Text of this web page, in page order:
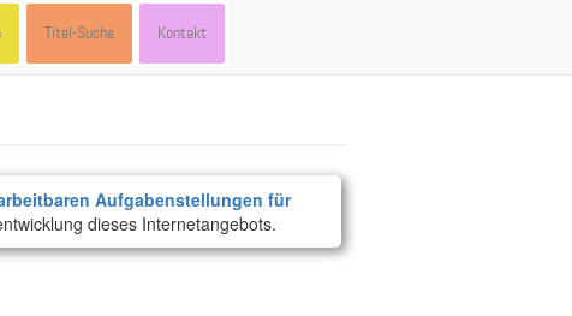
Titel-Suche Kontakt
Aufgabenstellungen für
dieses Internetangebots.